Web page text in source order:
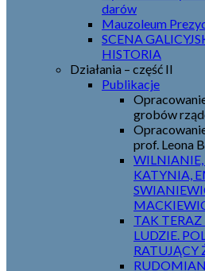
darów
Mauzoleum
SCENA
HISTORIA
Działania – część II
Publikacje
grobów
prof. Leona
KATYNIA,
TAK
LUDZIE.
RATUJĄCY